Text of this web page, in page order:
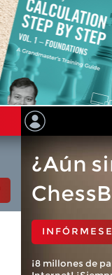
¿Aún
¡8 millones de